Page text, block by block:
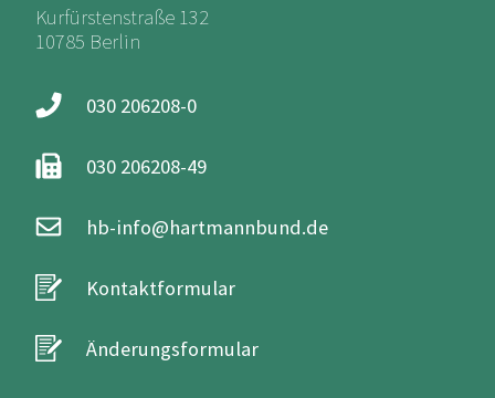
Kurfürstenstraße 132
10785 Berlin
030 206208-0
030 206208-49
hb-info@hartmannbund.de
Kontaktformular
Änderungsformular